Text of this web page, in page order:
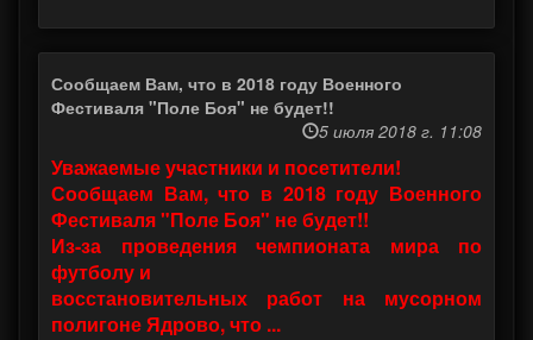
Сообщаем Вам, что в 2018 году Военного
Фестиваля "Поле Боя" не будет!!
5 июля 2018 г. 11:08
Уважаемые участники и посетители!
Сообщаем Вам, что в 2018 году Военного
Фестиваля "Поле Боя" не будет!!
Из-за проведения чемпионата мира по
футболу и
восстановительных работ на мусорном
полигоне Ядрово, что ...